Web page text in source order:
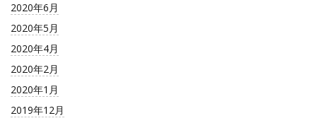
2020年6月
2020年5月
2020年4月
2020年2月
2020年1月
2019年12月